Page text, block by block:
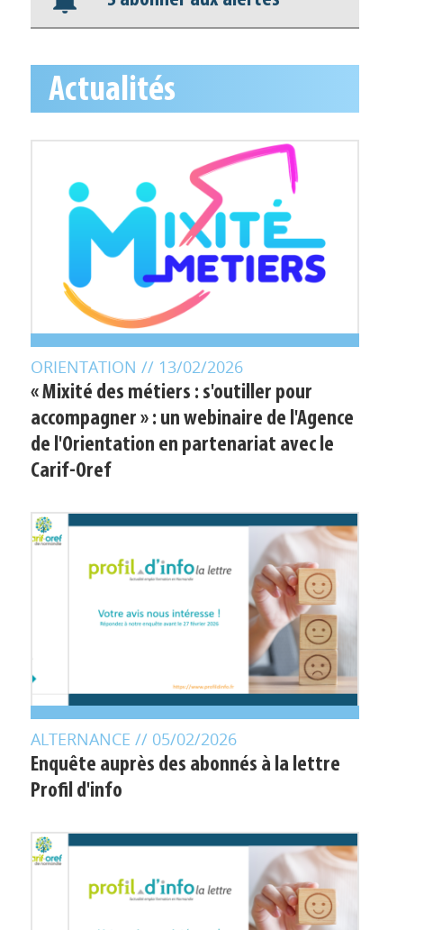
Appels à projets
Actualités
ORIENTATION// 13/02/2026
« Mixité des métiers : s'outiller pour
accompagner » : un webinaire de l'Agence
de l'Orientation en partenariat avec le
ALTERNANCE// 05/02/2026
Enquête auprès des abonnés à la lettre